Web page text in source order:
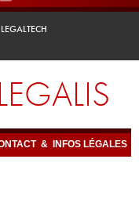
LEGALTECH
& INFOS LÉGALES